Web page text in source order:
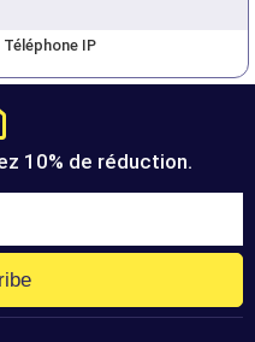
IP
10% de réduction.